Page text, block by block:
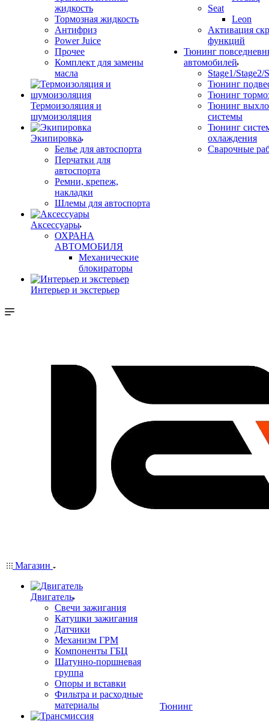
жидкость
Тормозная жидкость
Антифриз
Power Juice
Прочее
Комплект для замены
масла
Термоизоляция и
шумоизоляция
Экипировка
Белье для автоспорта
Перчатки для
автоспорта
Ремни, крепеж,
накладки
Шлемы для автоспорта
Аксессуары
ОХРАНА
АВТОМОБИЛЯ
Механические
блокираторы
Интерьер и экстерьер
Seat
Leon
Активация
функций
Тюнинг
автомобилей
Stage1/Stage2/
Тюнинг
Тюнинг
Тюнинг
системы
Тюнинг
охлаждения
Сварочные
Магазин
Двигатель
Свечи зажигания
Катушки зажигания
Датчики
Механизм ГРМ
Компоненты ГБЦ
Шатунно-поршневая
группа
Опоры и вставки
Фильтра и расходные
материалы
Тюнинг